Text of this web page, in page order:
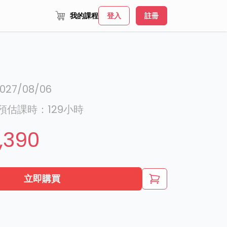
我的課程 登入 註冊
08/06
估課時： 129小時
立即購買